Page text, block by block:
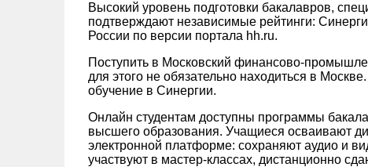
Высокий уровень подготовки бакалавров,
подтверждают независимые рейтинги:
России по версии портала hh.ru.
Поступить в Московский финансово-
для этого не обязательно находиться в
обучение в Синергии.
Онлайн студентам доступны программы
высшего образования. Учащиеся осваивают
электронной платформе: сохраняют аудио и
участвуют в мастер-классах, дистанционно